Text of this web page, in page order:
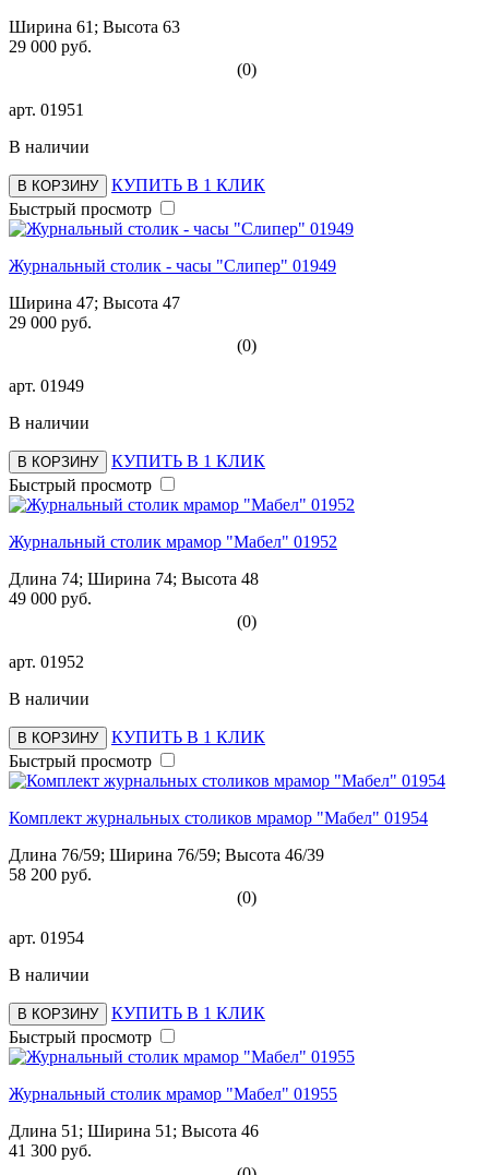
Ширина 61; Высота 63
29 000 руб.
(0)
арт. 01951
В наличии
В КОРЗИНУ
КУПИТЬ В 1 КЛИК
Быстрый просмотр
Журнальный столик - часы "Слипер" 01949
Ширина 47; Высота 47
29 000 руб.
(0)
арт. 01949
В наличии
В КОРЗИНУ
КУПИТЬ В 1 КЛИК
Быстрый просмотр
Журнальный столик мрамор "Мабел" 01952
Длина 74; Ширина 74; Высота 48
49 000 руб.
(0)
арт. 01952
В наличии
В КОРЗИНУ
КУПИТЬ В 1 КЛИК
Быстрый просмотр
Комплект журнальных столиков мрамор "Мабел" 01954
Длина 76/59; Ширина 76/59; Высота 46/39
58 200 руб.
(0)
арт. 01954
В наличии
В КОРЗИНУ
КУПИТЬ В 1 КЛИК
Быстрый просмотр
Журнальный столик мрамор "Мабел" 01955
Длина 51; Ширина 51; Высота 46
41 300 руб.